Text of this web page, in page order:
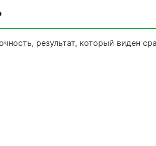
результат, который виден